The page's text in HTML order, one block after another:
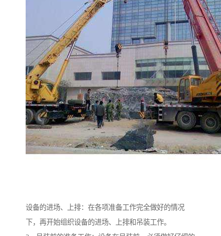
设备的进场、上排：在各项准备工作完全做好的情况
下，再开始组织设备的进场、上排和吊装工作。